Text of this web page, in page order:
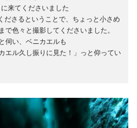
来てくださいました
ださるということで、ちょっと小さめ
で色々と撮影してくださいました。
伺い、ベニカエルも
エル久し振りに見た！」っと仰ってい